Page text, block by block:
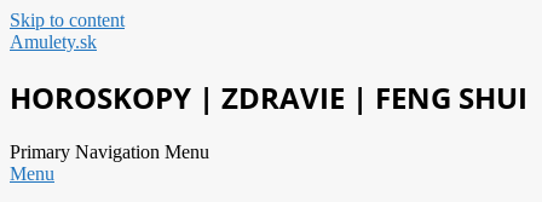
Skip to content
Amulety.sk
HOROSKOPY | ZDRAVIE | FENG SHUI
Primary Navigation Menu
Menu